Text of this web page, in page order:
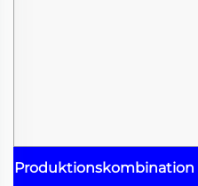
Produktionskombination